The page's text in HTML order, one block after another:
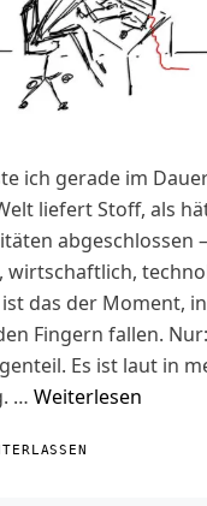
ich gerade im
liefert Stoff, als
abgeschlossen
wirtschaftlich,
das der Moment,
Fingern fallen.
Es ist laut in
… Weiterlesen